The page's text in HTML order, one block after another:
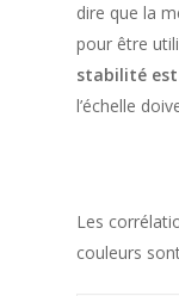
dire que la
pour être
stabilité est
l’échelle
Les
couleurs